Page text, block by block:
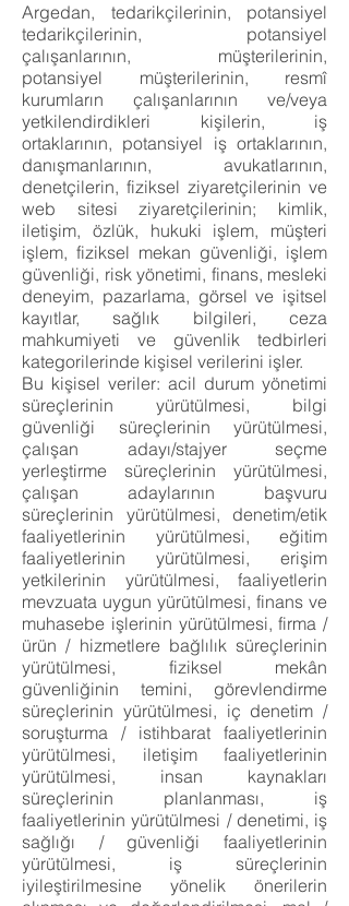
Argedan, tedarikçilerinin, potansiyel
tedarikçilerinin, potansiyel
çalışanlarının, müşterilerinin,
potansiyel müşterilerinin, resmî
kurumların çalışanlarının ve/veya
yetkilendirdikleri kişilerin, iş
ortaklarının, potansiyel iş ortaklarının,
danışmanlarının, avukatlarının,
denetçilerin, fiziksel ziyaretçilerinin ve
web sitesi ziyaretçilerinin; kimlik,
iletişim, özlük, hukuki işlem, müşteri
işlem, fiziksel mekan güvenliği, işlem
güvenliği, risk yönetimi, finans, mesleki
deneyim, pazarlama, görsel ve işitsel
kayıtlar, sağlık bilgileri, ceza
mahkumiyeti ve güvenlik tedbirleri
kategorilerinde kişisel verilerini işler.
Bu kişisel veriler: acil durum yönetimi
süreçlerinin yürütülmesi, bilgi
güvenliği süreçlerinin yürütülmesi,
çalışan adayı/stajyer seçme
yerleştirme süreçlerinin yürütülmesi,
çalışan adaylarının başvuru
süreçlerinin yürütülmesi, denetim/etik
faaliyetlerinin yürütülmesi, eğitim
faaliyetlerinin yürütülmesi, erişim
yetkilerinin yürütülmesi, faaliyetlerin
mevzuata uygun yürütülmesi, finans ve
muhasebe işlerinin yürütülmesi, firma /
ürün / hizmetlere bağlılık süreçlerinin
yürütülmesi, fiziksel mekân
güvenliğinin temini, görevlendirme
süreçlerinin yürütülmesi, iç denetim /
soruşturma / istihbarat faaliyetlerinin
yürütülmesi, iletişim faaliyetlerinin
yürütülmesi, insan kaynakları
süreçlerinin planlanması, iş
faaliyetlerinin yürütülmesi / denetimi, iş
sağlığı / güvenliği faaliyetlerinin
yürütülmesi, iş süreçlerinin
iyileştirilmesine yönelik önerilerin